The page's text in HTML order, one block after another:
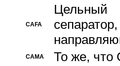
CAFA
Цельный
CAMA То же, что